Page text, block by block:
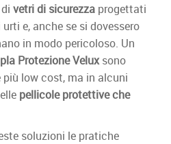
vetri di sicurezza progettati
e, anche se si dovessero
in modo pericoloso. Un
Protezione Veluxsono
low cost, ma in alcuni
pellicole protettive che
soluzioni le pratiche